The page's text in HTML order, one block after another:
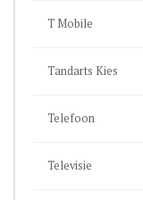
T Mobile
Tandarts Kies
Telefoon
Televisie